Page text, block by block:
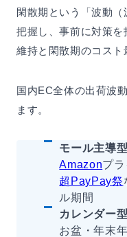
閑散期という「波動
把握し、事前に対策
維持と閑散期のコスト
国内EC全体の出荷波
ます。
モール主導
Amazonプラ
超PayPay祭
ル期間
カレンダー
お盆・年末